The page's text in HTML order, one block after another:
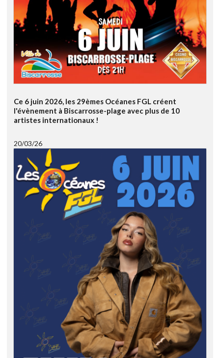
Ce 6 juin 2026, les 29èmes Océanes FGL créent
l'évènement à Biscarrosse-plage avec plus de 10
artistes internationaux !
20/03/26